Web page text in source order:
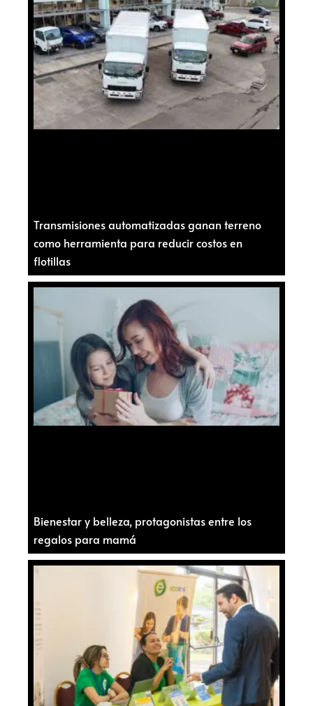
Transmisiones automatizadas ganan terreno
como herramienta para reducir costos en
flotillas
Bienestar y belleza, protagonistas entre los
regalos para mamá